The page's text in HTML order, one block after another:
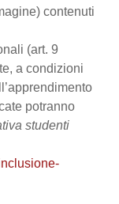
contenuti
(art. 9
a condizioni
potranno
studenti